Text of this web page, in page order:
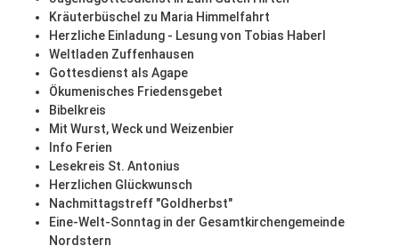
Kräuterbüschel zu Maria Himmelfahrt
Herzliche Einladung - Lesung von Tobias Haberl
Weltladen Zuffenhausen
Gottesdienst als Agape
Ökumenisches Friedensgebet
Bibelkreis
Mit Wurst, Weck und Weizenbier
Info Ferien
Lesekreis St. Antonius
Herzlichen Glückwunsch
Nachmittagstreff "Goldherbst"
Eine-Welt-Sonntag in der Gesamtkirchengemeinde
Nordstern